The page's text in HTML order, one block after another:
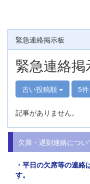
緊急連絡掲示板
緊急連絡掲
古い投稿順 5件
記事がありません。
欠席・遅刻連絡につい
・平日の欠席等の連絡
す。